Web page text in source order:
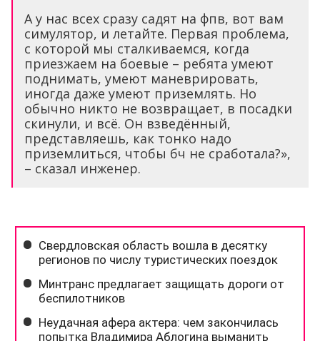
А у нас всех сразу садят на фпв, вот вам
симулятор, и летайте. Первая проблема,
с которой мы сталкиваемся, когда
приезжаем на боевые – ребята умеют
поднимать, умеют маневрировать,
иногда даже умеют приземлять. Но
обычно никто не возвращает, в посадки
скинули, и всё. Он взведённый,
представляешь, как тонко надо
приземлиться, чтобы бч не сработала?»,
– сказал инженер.